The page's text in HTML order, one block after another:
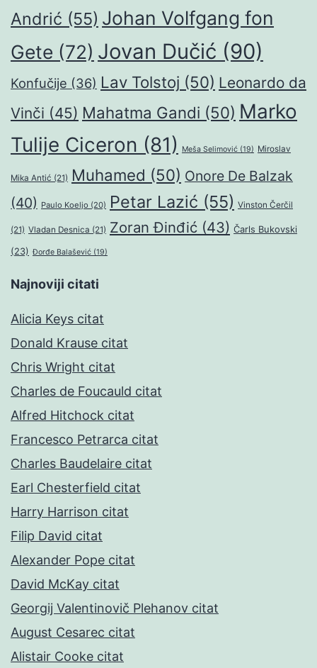
Andrić (55) Johan Volfgang fon
Gete (72) Jovan Dučić (90)
Konfučije (36) Lav Tolstoj (50) Leonardo da
Vinči (45) Mahatma Gandi (50) Marko
Tulije Ciceron (81) Meša Selimović (19) Miroslav
Mika Antić (21) Muhamed (50) Onore De Balzak
(40) Paulo Koeljo (20) Petar Lazić (55) Vinston Čerčil
(21) Vladan Desnica (21) Zoran Đinđić (43) Čarls Bukovski
(23) Đorđe Balašević (19)
Najnoviji citati
Alicia Keys citat
Donald Krause citat
Chris Wright citat
Charles de Foucauld citat
Alfred Hitchock citat
Francesco Petrarca citat
Charles Baudelaire citat
Earl Chesterfield citat
Harry Harrison citat
Filip David citat
Alexander Pope citat
David McKay citat
Georgij Valentinovič Plehanov citat
August Cesarec citat
Alistair Cooke citat